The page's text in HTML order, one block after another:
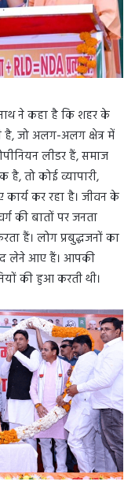
ने कहा है कि शहर के
है, जो अलग-अलग क्षेत्र में
लीडर हैं, समाज
है, तो कोई व्यापारी,
कार्य कर रहा है। जीवन के
की बातों पर जनता
हैं। लोग प्रबुद्धजनों का
लेने आए हैं। आपकी
की हुआ करती थी।